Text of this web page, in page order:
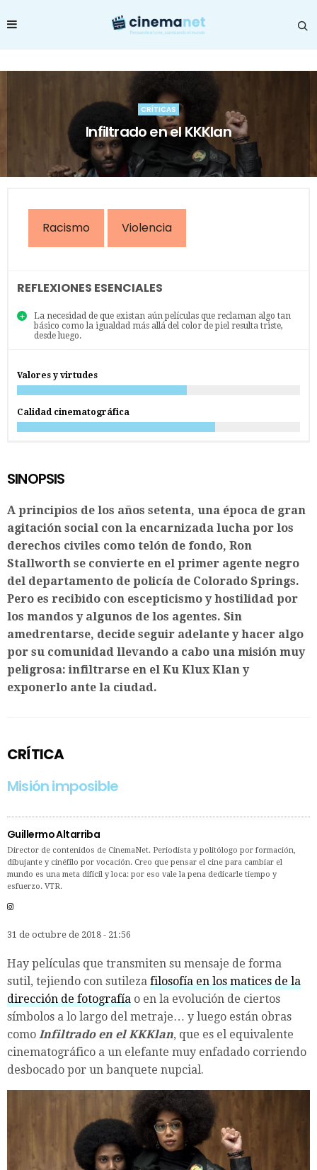
CRÍTICAS
Infiltrado en el KKKlan
Racismo Violencia
REFLEXIONES ESENCIALES
La necesidad de que existan aún películas que reclaman algo tan
básico como la igualdad más allá del color de piel resulta triste,
desde luego.
Valores y virtudes
Calidad cinematográfica
SINOPSIS
A principios de los años setenta, una época de gran
agitación social con la encarnizada lucha por los
derechos civiles como telón de fondo, Ron
Stallworth se convierte en el primer agente negro
del departamento de policía de Colorado Springs.
Pero es recibido con escepticismo y hostilidad por
los mandos y algunos de los agentes. Sin
amedrentarse, decide seguir adelante y hacer algo
por su comunidad llevando a cabo una misión muy
peligrosa: infiltrarse en el Ku Klux Klan y
exponerlo ante la ciudad.
CRÍTICA
Misión imposible
Guillermo Altarriba
Director de contenidos de CinemaNet. Periodista y politólogo por formación,
dibujante y cinéfilo por vocación. Creo que pensar el cine para cambiar el
mundo es una meta difícil y loca: por eso vale la pena dedicarle tiempo y
esfuerzo. VTR.
31 de octubre de 2018 - 21:56
Hay películas que transmiten su mensaje de forma
sutil, tejiendo con sutileza filosofía en los matices de la
dirección de fotografía o en la evolución de ciertos
símbolos a lo largo del metraje… y luego están obras
como Infiltrado en el KKKlan, que es el equivalente
cinematográfico a un elefante muy enfadado corriendo
desbocado por un banquete nupcial.